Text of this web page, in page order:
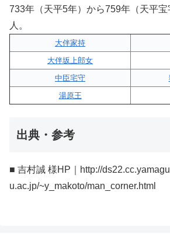
733年（天平5年）から759年（天平
人。
大伴家持
大伴坂上郎女
中臣宅守
湯原王
出典・参考
■ 吉村誠 様HP｜http://
u.ac.jp/~y_makoto/man_corner.html